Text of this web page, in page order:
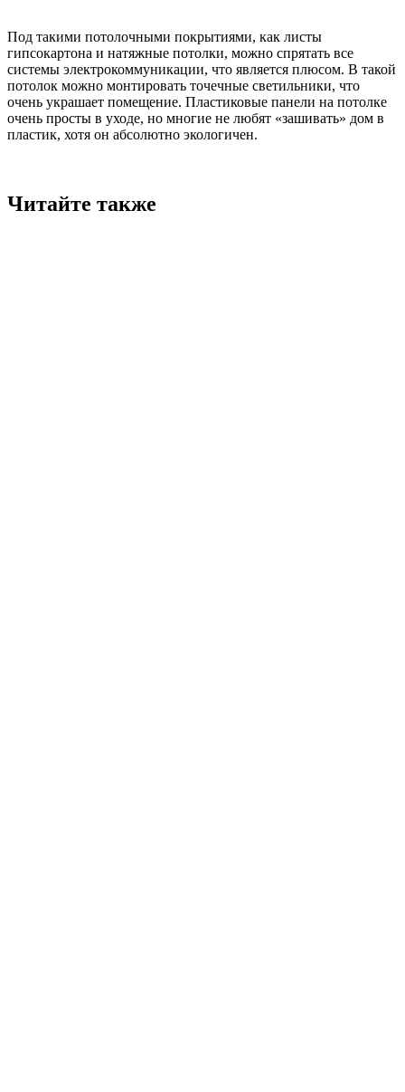
Под такими потолочными покрытиями, как листы
гипсокартона и натяжные потолки, можно спрятать все
системы электрокоммуникации, что является плюсом. В такой
потолок можно монтировать точечные светильники, что
очень украшает помещение. Пластиковые панели на потолке
очень просты в уходе, но многие не любят «зашивать» дом в
пластик, хотя он абсолютно экологичен.
Читайте также